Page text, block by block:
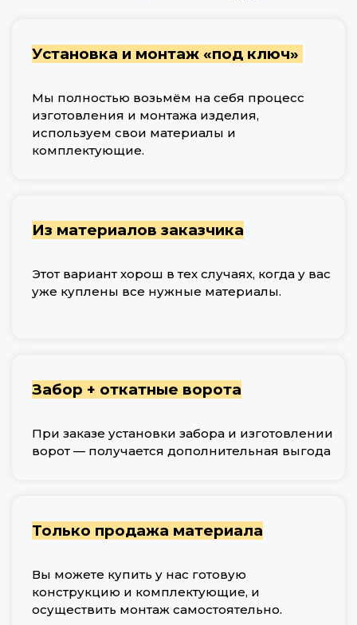
Установка и монтаж «под ключ»
Мы полностью возьмём на себя процесс
изготовления и монтажа изделия,
используем свои материалы и
комплектующие.
Из материалов заказчика
Этот вариант хорош в тех случаях, когда у вас
уже куплены все нужные материалы.
Забор + откатные ворота
При заказе установки забора и изготовлении
ворот — получается дополнительная выгода
Только продажа материала
Вы можете купить у нас готовую
конструкцию и комплектующие, и
осуществить монтаж самостоятельно.